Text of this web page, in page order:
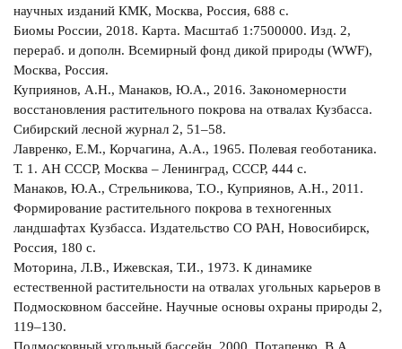
научных изданий КМК, Москва, Россия, 688 с.
Биомы России, 2018. Карта. Масштаб 1:7500000. Изд. 2,
перераб. и дополн. Всемирный фонд дикой природы (WWF),
Москва, Россия.
Куприянов, А.Н., Манаков, Ю.А., 2016. Закономерности
восстановления растительного покрова на отвалах Кузбасса.
Сибирский лесной журнал 2, 51–58.
Лавренко, Е.М., Корчагина, А.А., 1965. Полевая геоботаника.
Т. 1. АН СССР, Москва – Ленинград, СССР, 444 с.
Манаков, Ю.А., Стрельникова, Т.О., Куприянов, А.Н., 2011.
Формирование растительного покрова в техногенных
ландшафтах Кузбасса. Издательство СО РАН, Новосибирск,
Россия, 180 с.
Моторина, Л.В., Ижевская, Т.И., 1973. К динамике
естественной растительности на отвалах угольных карьеров в
Подмосковном бассейне. Научные основы охраны природы 2,
119–130.